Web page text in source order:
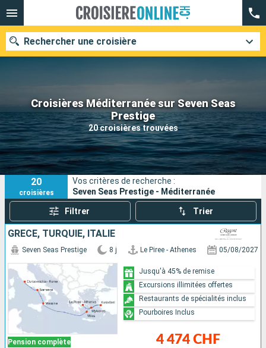
Croisières Méditerranée sur Seven Seas
Prestige
20 croisières trouvées
Rechercher une croisière
Nos destinations
Mois de départ
Ports Compagnies
Rechercher
20
croisières
Vos critères de recherche :
Seven Seas Prestige - Méditerranée
Filtrer Trier
GRÈCE, TURQUIE, ITALIE
Pension complète
Seven Seas Prestige 8 j Le Piree - Athenes 05/08/2027
4 474 CHF
Jusqu'à 45% de remise
Excursions illimitées offertes
Restaurants de spécialités inclus
Pourboires Inclus